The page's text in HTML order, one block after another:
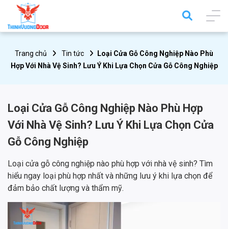
Trang chủ Tin tức
Loại Cửa Gỗ Công Nghiệp Nào Phù
Hợp Với Nhà Vệ Sinh? Lưu Ý Khi Lựa Chọn Cửa Gỗ Công Nghiệp
Loại Cửa Gỗ Công Nghiệp Nào Phù Hợp
Với Nhà Vệ Sinh? Lưu Ý Khi Lựa Chọn Cửa
Gỗ Công Nghiệp
Loại cửa gỗ công nghiệp nào phù hợp với nhà vệ sinh? Tìm
hiểu ngay loại phù hợp nhất và những lưu ý khi lựa chọn để
đảm bảo chất lượng và thẩm mỹ.